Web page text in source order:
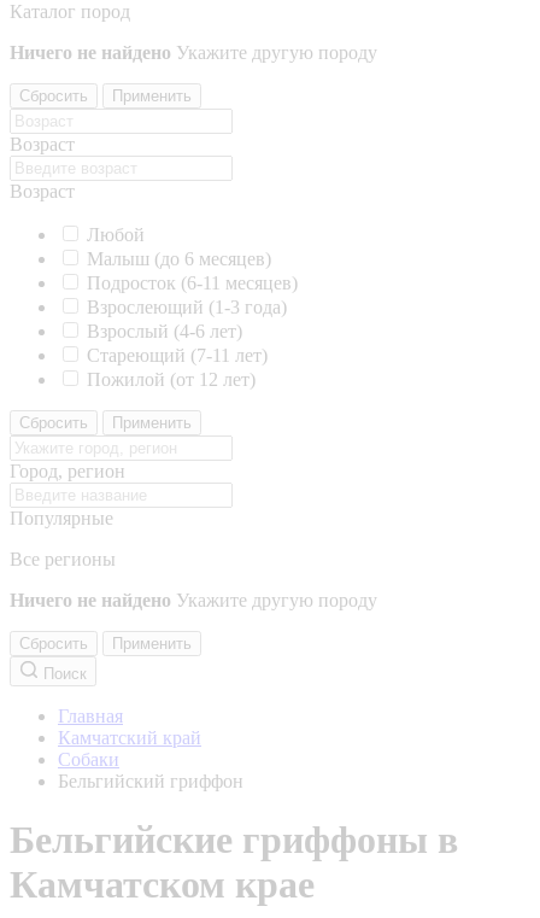
Каталог пород
Ничего не найдено Укажите другую породу
Сбросить Применить
Возраст
Возраст
Любой
Малыш (до 6 месяцев)
Подросток (6-11 месяцев)
Взрослеющий (1-3 года)
Взрослый (4-6 лет)
Стареющий (7-11 лет)
Пожилой (от 12 лет)
Сбросить Применить
Город, регион
Популярные
Все регионы
Ничего не найдено Укажите другую породу
Сбросить
Применить
Поиск
Главная
Камчатский край
Собаки
Бельгийский гриффон
Бельгийские гриффоны в
Камчатском крае